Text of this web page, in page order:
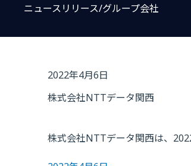
ニュースリリース/グループ会社
2022年4月6日
株式会社NTTデータ関西
株式会社NTTデータ関西は、